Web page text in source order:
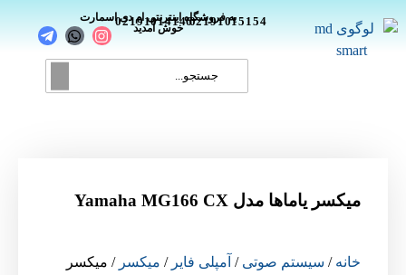
به فروشگاه اینترنتی ام دی اسمارت
خوش آمدید
02191014146_
02191015154
میکسر یاماها مدل Yamaha MG166 CX
خانه/سیستم صوتی /آمپلی فایر/میکسر/ میکسر